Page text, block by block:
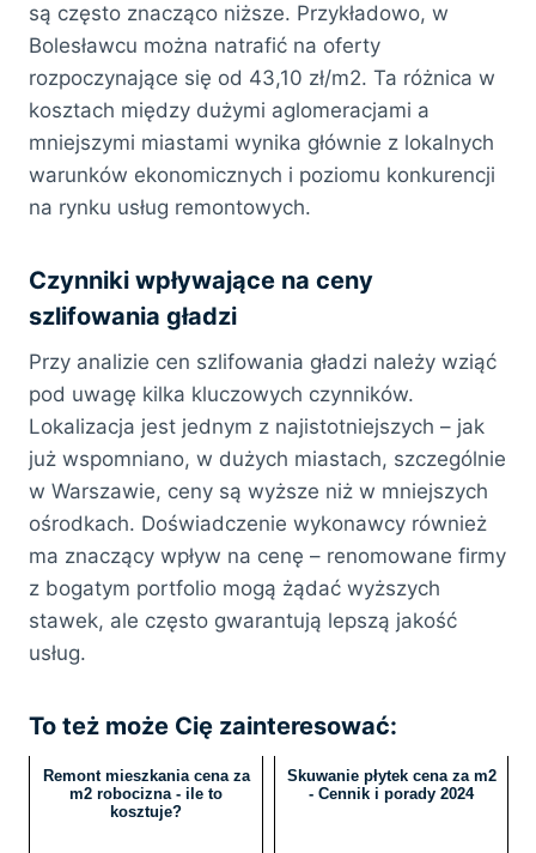
są często znacząco niższe. Przykładowo, w
Bolesławcu można natrafić na oferty
rozpoczynające się od 43,10 zł/m2. Ta różnica w
kosztach między dużymi aglomeracjami a
mniejszymi miastami wynika głównie z lokalnych
warunków ekonomicznych i poziomu konkurencji
na rynku usług remontowych.
Czynniki wpływające na ceny
szlifowania gładzi
Przy analizie cen szlifowania gładzi należy wziąć
pod uwagę kilka kluczowych czynników.
Lokalizacja jest jednym z najistotniejszych – jak
już wspomniano, w dużych miastach, szczególnie
w Warszawie, ceny są wyższe niż w mniejszych
ośrodkach. Doświadczenie wykonawcy również
ma znaczący wpływ na cenę – renomowane firmy
z bogatym portfolio mogą żądać wyższych
stawek, ale często gwarantują lepszą jakość
usług.
To też może Cię zainteresować:
Remont mieszkania cena za
m2 robocizna - ile to
kosztuje?
Skuwanie płytek cena za m2
- Cennik i porady 2024